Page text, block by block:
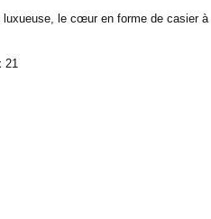
le cœur en forme de casier à
21